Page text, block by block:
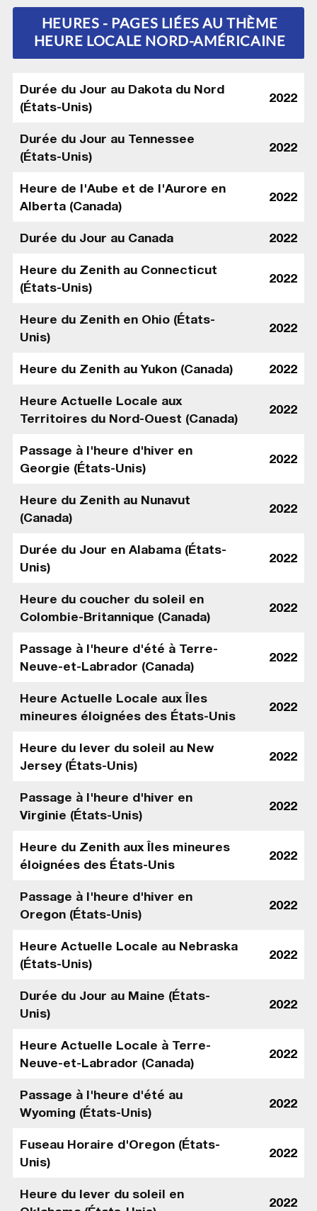
HEURES - PAGES LIÉES AU THÈME
HEURE LOCALE NORD-AMÉRICAINE
Durée du Jour au Dakota du Nord
(États-Unis)
2022
Durée du Jour au Tennessee
(États-Unis)
2022
Heure de l'Aube et de l'Aurore en
Alberta (Canada)
2022
Durée du Jour au Canada 2022
Heure du Zenith au Connecticut
(États-Unis)
2022
Heure du Zenith en Ohio (États-
Unis)
2022
Heure du Zenith au Yukon (Canada) 2022
Heure Actuelle Locale aux
Territoires du Nord-Ouest (Canada)
2022
Passage à l'heure d'hiver en
Georgie (États-Unis)
2022
Heure du Zenith au Nunavut
(Canada)
2022
Durée du Jour en Alabama (États-
Unis)
2022
Heure du coucher du soleil en
Colombie-Britannique (Canada)
2022
Passage à l'heure d'été à Terre-
Neuve-et-Labrador (Canada)
2022
Heure Actuelle Locale aux Îles
mineures éloignées des États-Unis
2022
Heure du lever du soleil au New
Jersey (États-Unis)
2022
Passage à l'heure d'hiver en
Virginie (États-Unis)
2022
Heure du Zenith aux Îles mineures
éloignées des États-Unis
2022
Passage à l'heure d'hiver en
Oregon (États-Unis)
2022
Heure Actuelle Locale au Nebraska
(États-Unis)
2022
Durée du Jour au Maine (États-
Unis)
2022
Heure Actuelle Locale à Terre-
Neuve-et-Labrador (Canada)
2022
Passage à l'heure d'été au
Wyoming (États-Unis)
2022
Fuseau Horaire d'Oregon (États-
Unis)
2022
Heure du lever du soleil en
2022